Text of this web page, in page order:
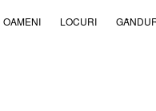
OAMENI LOCURI